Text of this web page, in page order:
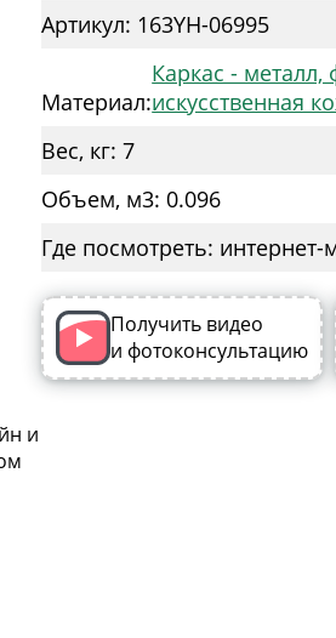
и
Артикул: 163YH-06995
Материал:
Каркас - металл,
искусственная
Вес, кг: 7
Объем, м3: 0.096
Где посмотреть: интернет-
Получить видео
и фотоконсультацию